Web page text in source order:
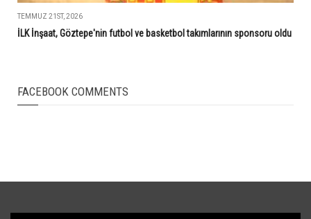
TEMMUZ 21ST, 2026
İLK İnşaat, Göztepe'nin futbol ve basketbol takımlarının sponsoru oldu
FACEBOOK COMMENTS